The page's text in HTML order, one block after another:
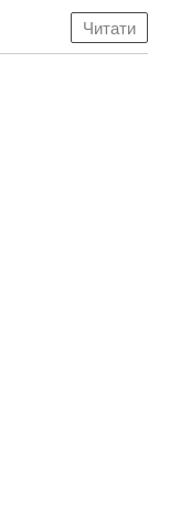
Читати